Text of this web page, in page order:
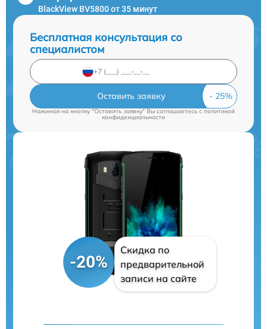
BlackView BV5800 от 35 минут
Бесплатная консультация со
специалистом
Оставить заявку
Нажимая на кнопку "Оставить заявку" Вы соглашаетесь cполитикой
конфиденциальности
-20%
Скидка по
предварительной
записи на сайте